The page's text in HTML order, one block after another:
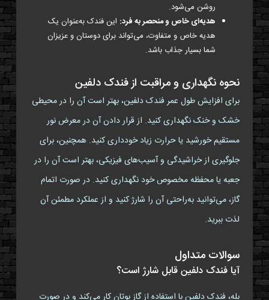
روشن می‌شود.
هدیه‌ای خاص و منحصر به فرد: این فندک به‌عنوان یک
هدیه خاص و متفاوت، می‌تواند برای دوستان و عزیزان
شما بسیار جذاب باشد.
نحوه نگهداری و مراقبت از فندک دلفین
برای افزایش طول عمر فندک دلفین، بهتر است آن را در محیطی
خشک و خنک نگهداری کنید. از قرار دادن آن در معرض نور
مستقیم خورشید یا حرارت زیاد خودداری کنید. همچنین، برای
جلوگیری از خراشیدگی و آسیب‌های فیزیکی، بهتر است آن را در
جعبه یا محفظه مخصوص خود نگهداری کنید. در صورت اتمام
گاز، می‌توانید به‌راحتی آن را شارژ کنید و از عملکرد مطمئن آن
لذت ببرید.
سوالات متداول
آیا فندک دلفین قابل شارژ است؟
بله، فندک دلفین با استفاده از گاز بوتان کار می‌کند و در صورت